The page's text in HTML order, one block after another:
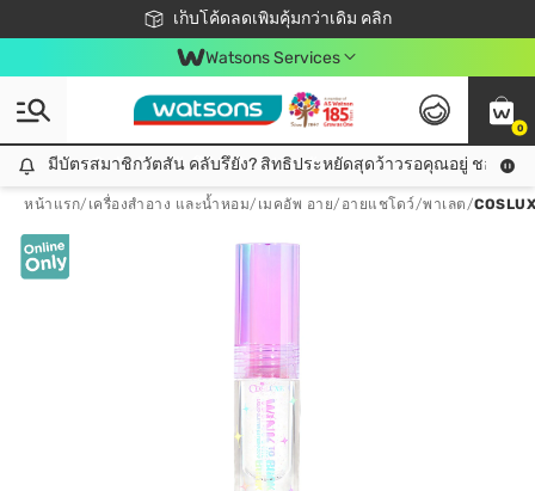
เก็บโค้ดลดเพิ่มคุ้มกว่าเดิม คลิก
ชอปออนไลน์ครั้งแรก ลดเพิ่มจุก ๆ 10%! 🎉
📦ส่งฟรี! เมื่อชอป 499฿
สมาชิกวัตสัน คลับดียังไง?
Watsons Services
0
มีบัตรสมาชิกวัตสัน คลับรึยัง? สิทธิประหยัดสุดว้าวรอคุณอยู่ ชอปคุ้มกว่าเดิม คลิก!
มีบัตรสมาชิกวัตสัน คลับรึยัง? สิทธิประหยัดสุดว้าวรอคุณอยู่ ชอปคุ้มก
หน้าแรก/ เครื่องสำอาง และน้ำหอม/ เมคอัพ อาย/ อายแชโดว์/พาเลต/